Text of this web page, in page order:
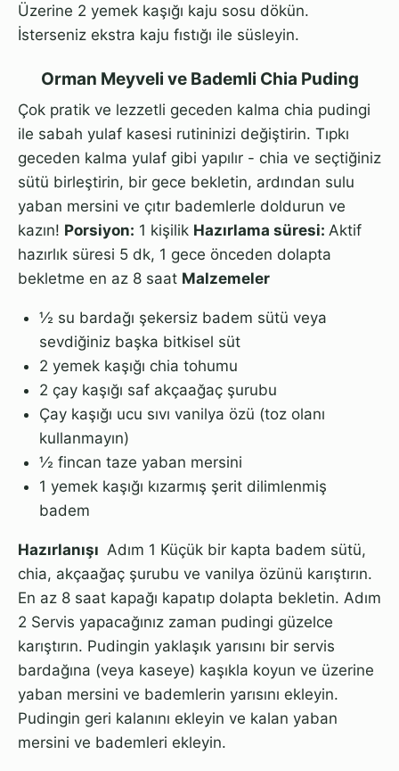
Üzerine 2 yemek kaşığı kaju sosu dökün.
İsterseniz ekstra kaju fıstığı ile süsleyin.
Orman Meyveli ve Bademli Chia Puding
Çok pratik ve lezzetli geceden kalma chia pudingi
ile sabah yulaf kasesi rutininizi değiştirin. Tıpkı
geceden kalma yulaf gibi yapılır - chia ve seçtiğiniz
sütü birleştirin, bir gece bekletin, ardından sulu
yaban mersini ve çıtır bademlerle doldurun ve
kazın! Porsiyon: 1 kişilik Hazırlama süresi: Aktif
hazırlık süresi 5 dk, 1 gece önceden dolapta
bekletme en az 8 saat Malzemeler
½ su bardağı şekersiz badem sütü veya
sevdiğiniz başka bitkisel süt
2 yemek kaşığı chia tohumu
2 çay kaşığı saf akçaağaç şurubu
Çay kaşığı ucu sıvı vanilya özü (toz olanı
kullanmayın)
½ fincan taze yaban mersini
1 yemek kaşığı kızarmış şerit dilimlenmiş
badem
Hazırlanışı Adım 1 Küçük bir kapta badem sütü,
chia, akçaağaç şurubu ve vanilya özünü karıştırın.
En az 8 saat kapağı kapatıp dolapta bekletin. Adım
2 Servis yapacağınız zaman pudingi güzelce
karıştırın. Pudingin yaklaşık yarısını bir servis
bardağına (veya kaseye) kaşıkla koyun ve üzerine
yaban mersini ve bademlerin yarısını ekleyin.
Pudingin geri kalanını ekleyin ve kalan yaban
mersini ve bademleri ekleyin.